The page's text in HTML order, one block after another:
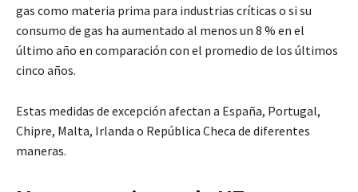
gas como materia prima para industrias críticas o si su
consumo de gas ha aumentado al menos un 8 % en el
último año en comparación con el promedio de los últimos
cinco años.
Estas medidas de excepción afectan a España, Portugal,
Chipre, Malta, Irlanda o República Checa de diferentes
maneras.